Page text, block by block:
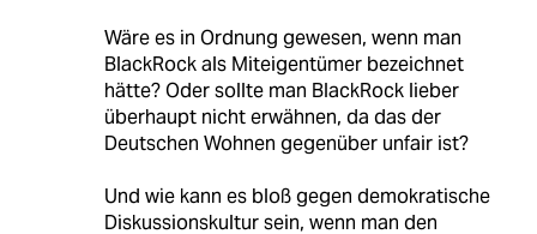
Wäre es in Ordnung gewesen, wenn man
BlackRock als Miteigentümer bezeichnet
hätte? Oder sollte man BlackRock lieber
überhaupt nicht erwähnen, da das der
Deutschen Wohnen gegenüber unfair ist?
Und wie kann es bloß gegen demokratische
Diskussionskultur sein, wenn man den